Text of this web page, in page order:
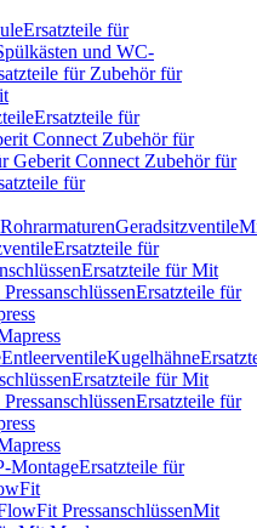
Ersatzteile für
und WC-
für Zubehör für
Ersatzteile für
Connect Zubehör für
Geberit Connect Zubehör für
für
RohrarmaturenGeradsitzventile
Ersatzteile für
Ersatzteile für Mit
Ersatzteile für
EntleerventileKugelhähne
Ersatzteile für Mit
Ersatzteile für
MontageErsatzteile für
PressanschlüssenMit